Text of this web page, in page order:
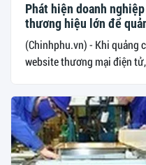
Phát hiện doanh
thương hiệu lớn để
(Chinhphu.vn) - Khi quảng
website thương mại điện